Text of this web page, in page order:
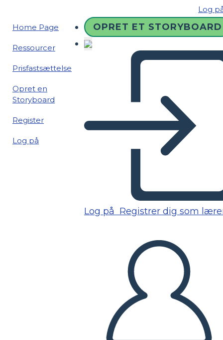
Log
Home Page
Ressourcer
Prisfastsættelse
Opret en
Storyboard
Register
Log på
OPRET ET STORYBOARD
Log på Registrer dig som